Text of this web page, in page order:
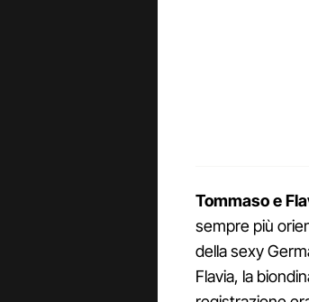
Tommaso e
sempre più
della sexy
Flavia, la